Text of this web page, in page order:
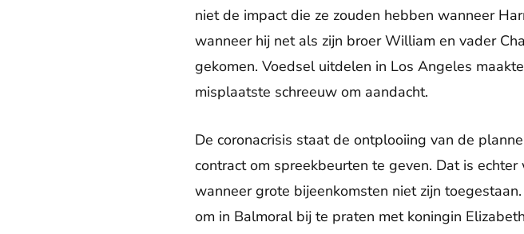
niet de impact die ze zouden hebben wanneer
wanneer hij net als zijn broer William en vader
gekomen. Voedsel uitdelen in Los Angeles
misplaatste schreeuw om aandacht.
De coronacrisis staat de ontplooiing van de
contract om spreekbeurten te geven. Dat is
wanneer grote bijeenkomsten niet zijn
om in Balmoral bij te praten met koningin